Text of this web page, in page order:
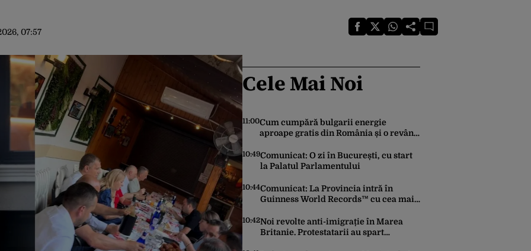
07:57
Cele Mai Noi
11:00Cum cumpără bulgarii energie
aproape gratis din România și o revând
sunt noii „băieți deștepți” din energie
de la sud de Dunăre
10:49Comunicat: O zi în București, cu start
la Palatul Parlamentului
10:44Comunicat: La Provincia intră în
Guinness World Records™ cu cea mai
la un eveniment
10:42Noi revolte anti-imigrație în Marea
Britanie. Protestatarii au spart